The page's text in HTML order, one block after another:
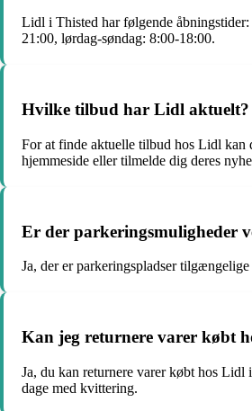
Lidl i Thisted har følgende
21:00, lørdag-søndag: 8:00-18:00.
Hvilke tilbud har Lidl aktuelt?
For at finde aktuelle tilbud hos Lidl kan
hjemmeside eller tilmelde dig deres
Er der parkeringsmuligheder
Ja, der er parkeringspladser
Kan jeg returnere varer købt
Ja, du kan returnere varer købt hos Lidl
dage med kvittering.